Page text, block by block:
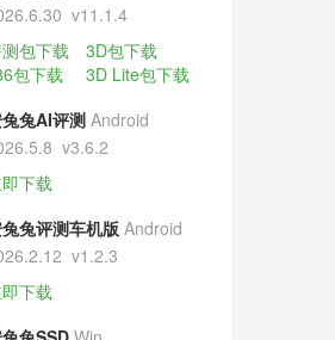
v11.1.4
包下载
3D包下载
包下载
3D Lite包下载
兔AI评测 Android
v3.6.2
下载
兔评测车机版 Android
v1.2.3
下载